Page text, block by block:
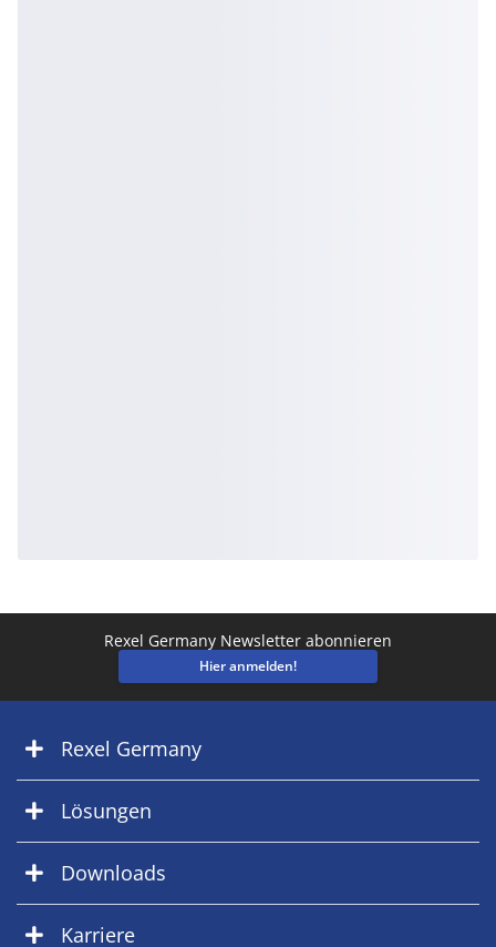
Rexel Germany Newsletter abonnieren
Hier anmelden!
Rexel Germany
Lösungen
Downloads
Karriere